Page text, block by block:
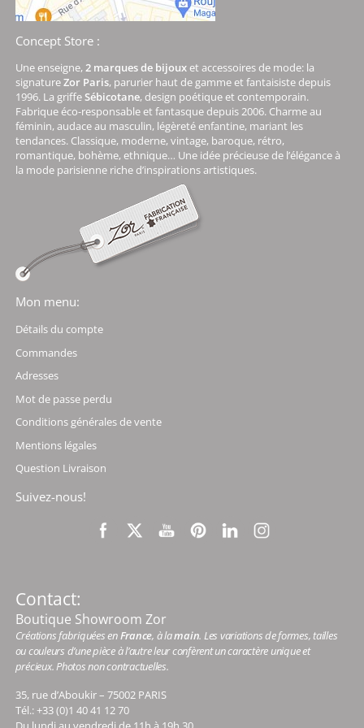
Concept Store :
Une enseigne,2 marques de bijouxet accessoires de mode: la
signatureZor Paris, parurier haut de gamme et fantaisiste depuis
1996. La griffeSébicotane, design poétique et contemporain.
Fabrique éco-responsable et fantasque depuis 2006. Charme au
féminin, audace au masculin, légèreté enfantine, mariant les
tendances. Classique, moderne, vintage, baroque, rétro,
romantique, bohème, ethnique… Une idée précieuse de l’élégance à
la mode parisienne riche d’inspirations artistiques.
Mon menu:
Détails du compte
Commandes
Adresses
Mot de passe perdu
Conditions générales de vente
Mentions légales
Question Livraison
Suivez-nous!
Contact:
Boutique Showroom Zor
Créations fabriquées enFrance, à lamain. Les variations de formes, tailles
ou couleurs d’une pièce à l’autre leur confèrent un caractère unique et
précieux. Photos non contractuelles.
35, rue d’Aboukir – 75002 PARIS
Tél.: +33 (0)1 40 41 12 70